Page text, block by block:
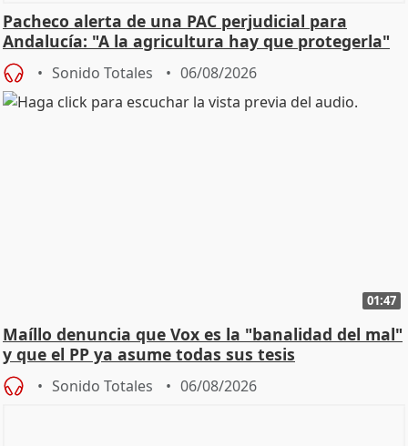
Pacheco alerta de una PAC perjudicial para
Andalucía: "A la agricultura hay que protegerla"
Sonido Totales 06/08/2026
01:47
Maíllo denuncia que Vox es la "banalidad del mal"
y que el PP ya asume todas sus tesis
Sonido Totales 06/08/2026